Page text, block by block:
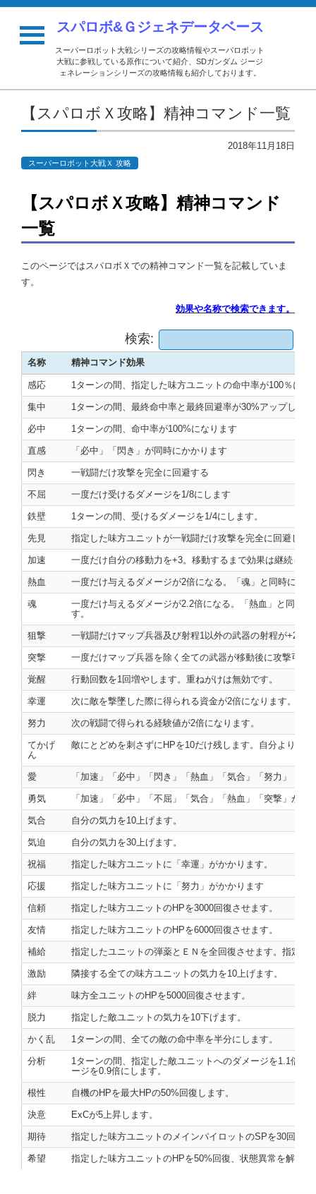
スパロボ&Ｇジェネデータベース
スーパーロボット大戦シリーズの攻略情報やスーパロボット
大戦に参戦している原作について紹介、SDガンダム ジージ
ェネレーションシリーズの攻略情報も紹介しております。
【スパロボＸ攻略】精神コマンド一覧
2018年11月18日
スーパーロボット大戦Ｘ 攻略
【スパロボＸ攻略】精神コマンド
一覧
このページではスパロボＸでの精神コマンド一覧を記載していま
す。
効果や名称で検索できます。
検索:
名称
精神コマンド効果
名称
精神コマンド効果
感応 1ターンの間、指定した味方ユニットの命中率が100％にな
集中 1ターンの間、最終命中率と最終回避率が30%アップします
必中 1ターンの間、命中率が100%になります
直感 「必中」「閃き」が同時にかかります
閃き 一戦闘だけ攻撃を完全に回避する
不屈 一度だけ受けるダメージを1/8にします
鉄壁 1ターンの間、受けるダメージを1/4にします。
先見 指定した味方ユニットが一戦闘だけ攻撃を完全に回避しま
加速 一度だけ自分の移動力を+3。移動するまで効果は継続しま
熱血 一度だけ与えるダメージが2倍になる。「魂」と同時に使
魂
一度だけ与えるダメージが2.2倍になる。「熱血」と同時
す。
狙撃 一戦闘だけマップ兵器及び射程1以外の武器の射程が+2さ
突撃 一度だけマップ兵器を除く全ての武器が移動後に攻撃可能
覚醒 行動回数を1回増やします。重ねがけは無効です。
幸運 次に敵を撃墜した際に得られる資金が2倍になります。
努力 次の戦闘で得られる経験値が2倍になります。
てかげ
ん
敵にとどめを刺さずにHPを10だけ残します。自分より技
愛 「加速」「必中」「閃き」「熱血」「気合」「努力」「幸
勇気 「加速」「必中」「不屈」「気合」「熱血」「突撃」が同
気合 自分の気力を10上げます。
気迫 自分の気力を30上げます。
祝福 指定した味方ユニットに「幸運」がかかります。
応援 指定した味方ユニットに「努力」がかかります
信頼 指定した味方ユニットのHPを3000回復させます。
友情 指定した味方ユニットのHPを6000回復させます。
補給 指定したユニットの弾薬とＥＮを全回復させます。指定さ
激励 隣接する全ての味方ユニットの気力を10上げます。
絆 味方全ユニットのHPを5000回復させます。
脱力 指定した敵ユニットの気力を10下げます。
かく乱 1ターンの間、全ての敵の命中率を半分にします。
分析
1ターンの間、指定した敵ユニットへのダメージを1.1倍に
ージを0.9倍にします。
根性 自機のHPを最大HPの50%回復します。
決意 ExCが5上昇します。
期待 指定した味方ユニットのメインパイロットのSPを30回復し
希望 指定した味方ユニットのHPを50%回復、状態異常を解除